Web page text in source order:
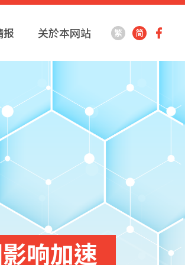
报 关於本网站 繁 简
响加速